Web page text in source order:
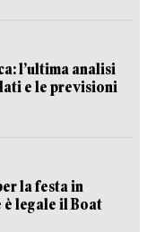
l’ultima analisi
e le previsioni
la festa in
è legale il Boat